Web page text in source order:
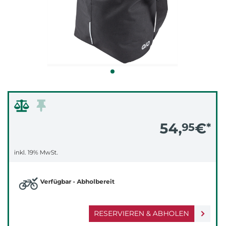
54,95€*
inkl. 19% MwSt.
RESERVIEREN & ABHOLEN
Verfügbar - Abholbereit